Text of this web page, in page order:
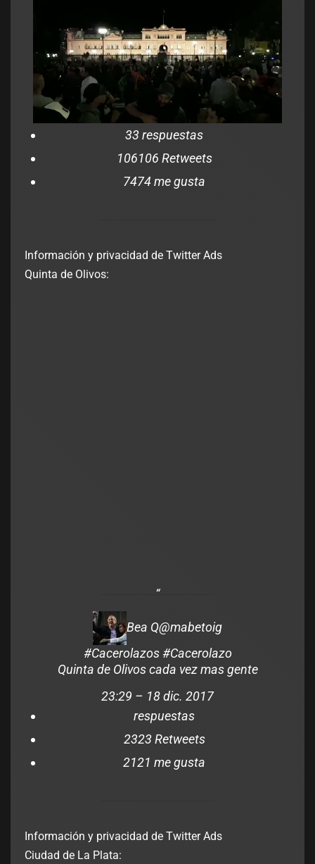
33 respuestas
106106 Retweets
7474 me gusta
Información y privacidad de Twitter Ads
Quinta de Olivos:
Bea Q@mabetoig
#Cacerolazos #Cacerolazo
Quinta de Olivos cada vez mas gente
23:29 – 18 dic. 2017
respuestas
2323 Retweets
2121 me gusta
Información y privacidad de Twitter Ads
Ciudad de La Plata: